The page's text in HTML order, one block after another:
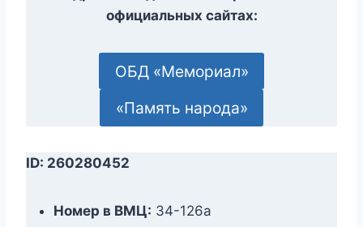
официальных сайтах:
ОБД «Мемориал»
«Память народа»
ID: 260280452
Номер в ВМЦ: 34-126а